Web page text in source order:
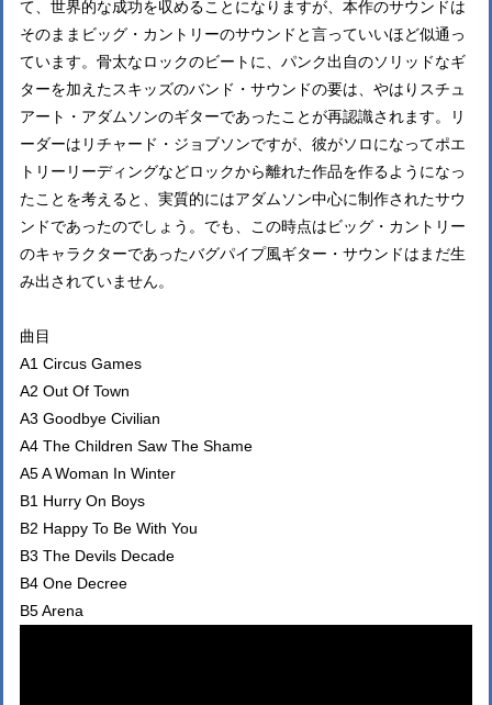
て、世界的な成功を収めることになりますが、本作のサウンドは
そのままビッグ・カントリーのサウンドと言っていいほど似通っ
ています。骨太なロックのビートに、パンク出自のソリッドなギ
ターを加えたスキッズのバンド・サウンドの要は、やはりスチュ
アート・アダムソンのギターであったことが再認識されます。リ
ーダーはリチャード・ジョブソンですが、彼がソロになってポエ
トリーリーディングなどロックから離れた作品を作るようになっ
たことを考えると、実質的にはアダムソン中心に制作されたサウ
ンドであったのでしょう。でも、この時点はビッグ・カントリー
のキャラクターであったバグパイプ風ギター・サウンドはまだ生
み出されていません。
曲目
A1 Circus Games
A2 Out Of Town
A3 Goodbye Civilian
A4 The Children Saw The Shame
A5 A Woman In Winter
B1 Hurry On Boys
B2 Happy To Be With You
B3 The Devils Decade
B4 One Decree
B5 Arena